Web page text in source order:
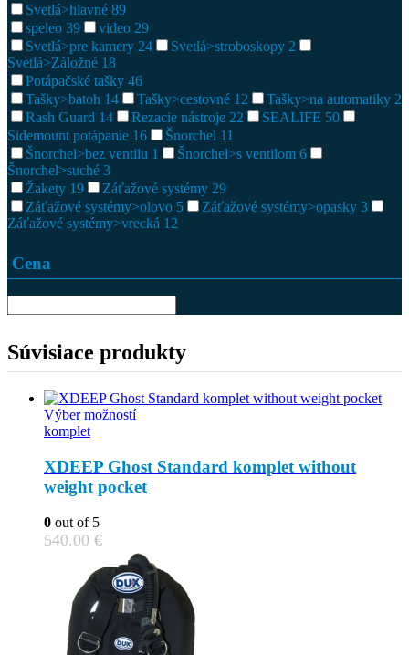
Svetlá>hlavné 89
speleo 39 video 29
Svetlá>pre kamery 24 Svetlá>stroboskopy 2
Svetlá>Záložné 18
Potápačské tašky 46
Tašky>batoh 14 Tašky>cestovné 12 Tašky>na automatiky 2
Rash Guard 14 Rezacie nástroje 22 SEALIFE 50
Sidemount potápanie 16 Šnorchel 11
Šnorchel>bez ventilu 1 Šnorchel>s ventilom 6
Šnorchel>suché 3
Žakety 19 Záťažové systémy 29
Záťažové systémy>olovo 5 Záťažové systémy>opasky 3
Záťažové systémy>vrecká 12
Cena
Súvisiace produkty
Výber možnostíThis
multiple
variants.
The
chosen
on
the
product
page
komplet
XDEEP Ghost Standard komplet without
weight pocket
0 out of 5
540.00 €